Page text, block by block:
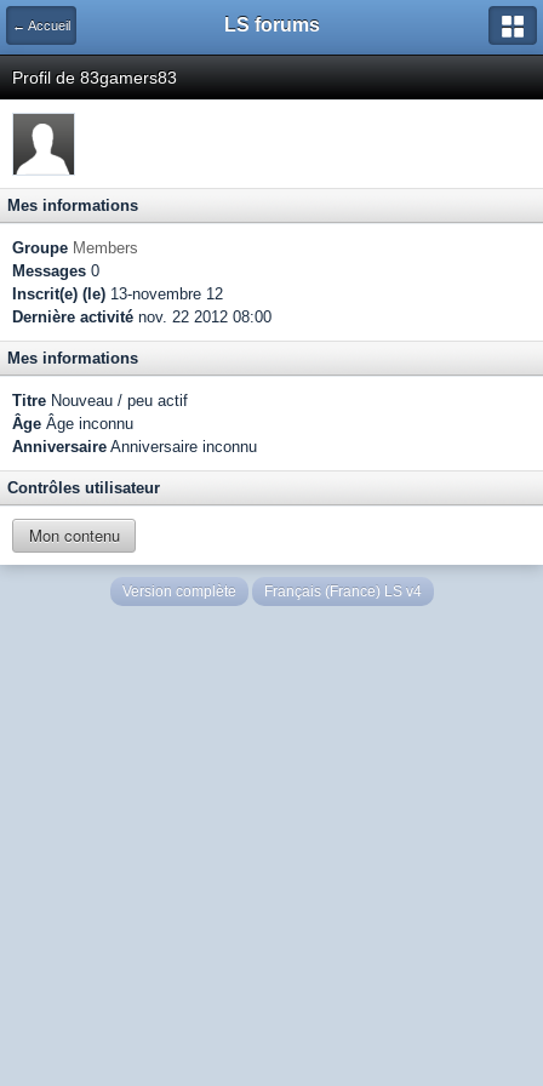
← Accueil LS forums
Profil de 83gamers83
Mes informations
Groupe Members
Messages 0
Inscrit(e) (le) 13-novembre 12
Dernière activité nov. 22 2012 08:00
Mes informations
Titre Nouveau / peu actif
Âge Âge inconnu
Anniversaire Anniversaire inconnu
Contrôles utilisateur
Mon contenu
Version complète Français (France) LS v4